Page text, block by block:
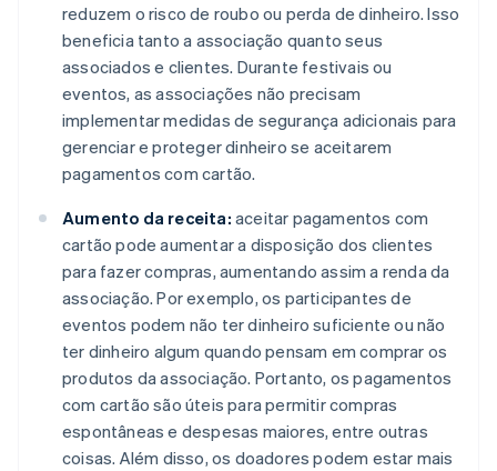
reduzem o risco de roubo ou perda de dinheiro. Isso
beneficia tanto a associação quanto seus
associados e clientes. Durante festivais ou
eventos, as associações não precisam
implementar medidas de segurança adicionais para
gerenciar e proteger dinheiro se aceitarem
pagamentos com cartão.
Aumento da receita: aceitar pagamentos com
cartão pode aumentar a disposição dos clientes
para fazer compras, aumentando assim a renda da
associação. Por exemplo, os participantes de
eventos podem não ter dinheiro suficiente ou não
ter dinheiro algum quando pensam em comprar os
produtos da associação. Portanto, os pagamentos
com cartão são úteis para permitir compras
espontâneas e despesas maiores, entre outras
coisas. Além disso, os doadores podem estar mais